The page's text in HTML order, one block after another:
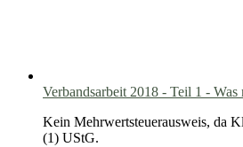
Verbandsarbeit 2018 - Teil 1 -
Kein Mehrwertsteuerausweis, da
(1) UStG.